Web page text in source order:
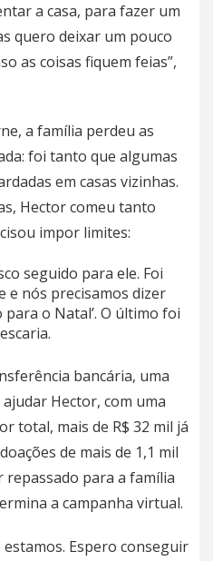
a casa, para fazer um
quero deixar um pouco
as coisas fiquem feias”,
a família perdeu as
foi tanto que algumas
em casas vizinhas.
Hector comeu tanto
impor limites:
seguido para ele. Foi
e nós precisamos dizer
o Natal’. O último foi
bancária, uma
Hector, com uma
total, mais de R$ 32 mil já
de mais de 1,1 mil
repassado para a família
a campanha virtual.
Espero conseguir